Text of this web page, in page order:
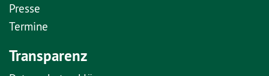
Presse
Termine
Transparenz